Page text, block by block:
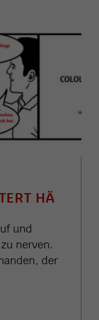
HÄ
und
nerven.
der